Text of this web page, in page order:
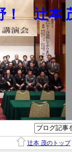
！ 辻本
辻本 茂のトップ